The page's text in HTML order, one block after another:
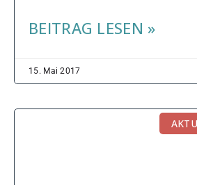
BEITRAG LESEN »
15. Mai 2017